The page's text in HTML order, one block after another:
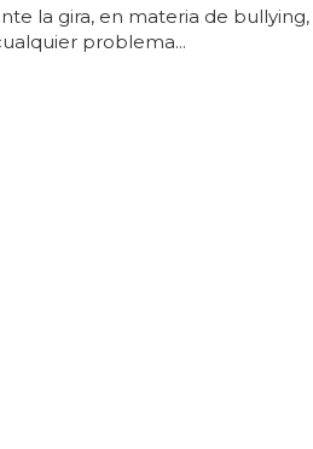
la gira, en materia de bullying,
problema...